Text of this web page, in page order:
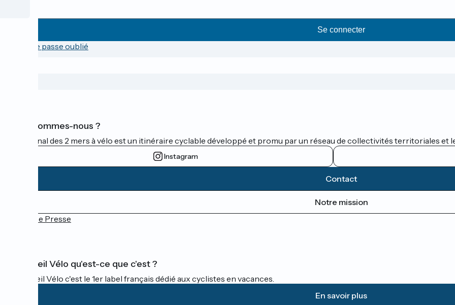
Mot de passe oublié
Qui sommes-nous ?
Le Canal des 2 mers à vélo est un itinéraire cyclable développé et promu par un réseau de collectivités territoriales
Instagram
Contact
Notre mission
Espace Presse
Accueil Vélo qu'est-ce que c'est ?
Accueil Vélo c'est le 1er label français dédié aux cyclistes en vacances.
En savoir plus